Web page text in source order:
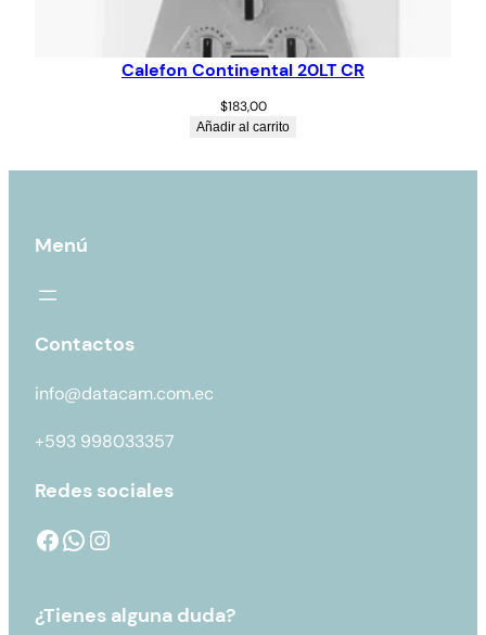
Calefon Continental 20LT CR
$183,00
Añadir al carrito
Menú
Contactos
info@datacam.com.ec
+593 998033357
Redes sociales
¿Tienes alguna duda?